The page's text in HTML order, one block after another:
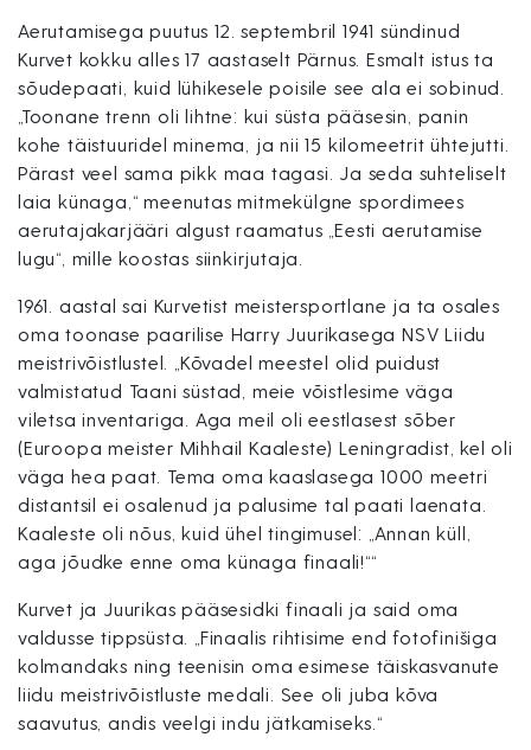
Aerutamisega puutus 12. septembril 1941 sündinud
Kurvet kokku alles 17 aastaselt Pärnus. Esmalt istus ta
sõudepaati, kuid lühikesele poisile see ala ei sobinud.
„Toonane trenn oli lihtne: kui süsta pääsesin, panin
kohe täistuuridel minema, ja nii 15 kilomeetrit ühtejutti.
Pärast veel sama pikk maa tagasi. Ja seda suhteliselt
laia künaga,“ meenutas mitmekülgne spordimees
aerutajakarjääri algust raamatus „Eesti aerutamise
lugu“, mille koostas siinkirjutaja.
1961. aastal sai Kurvetist meistersportlane ja ta osales
oma toonase paarilise Harry Juurikasega NSV Liidu
meistrivõistlustel. „Kõvadel meestel olid puidust
valmistatud Taani süstad, meie võistlesime väga
viletsa inventariga. Aga meil oli eestlasest sõber
(Euroopa meister Mihhail Kaaleste) Leningradist, kel oli
väga hea paat. Tema oma kaaslasega 1000 meetri
distantsil ei osalenud ja palusime tal paati laenata.
Kaaleste oli nõus, kuid ühel tingimusel: „Annan küll,
aga jõudke enne oma künaga finaali!““
Kurvet ja Juurikas pääsesidki finaali ja said oma
valdusse tippsüsta. „Finaalis rihtisime end fotofinišiga
kolmandaks ning teenisin oma esimese täiskasvanute
liidu meistrivõistluste medali. See oli juba kõva
saavutus, andis veelgi indu jätkamiseks.“